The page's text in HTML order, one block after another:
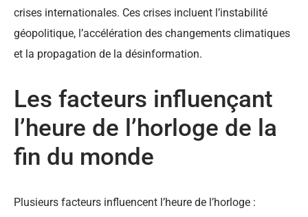
crises internationales. Ces crises incluent l’instabilité
géopolitique, l’accélération des changements climatiques
et la propagation de la désinformation.
Les facteurs influençant
l’heure de l’horloge de la
fin du monde
Plusieurs facteurs influencent l’heure de l’horloge :